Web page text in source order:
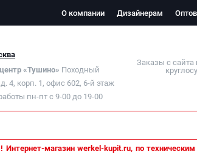
О компании Дизайнерам
«Тушино» Походный
4, корп. 1, офис 602, 6-й этаж
пн-пт с 9-00 до 19-00
Заказы с
магазин werkel-kupit.ru, по